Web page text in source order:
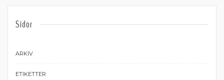
Sidor
ARKIV
ETIKETTER